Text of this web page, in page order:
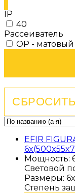
IP
40
Рассеиватель
OP - матовый
EFIR
Мощность:
Световой
Размеры:
Степень